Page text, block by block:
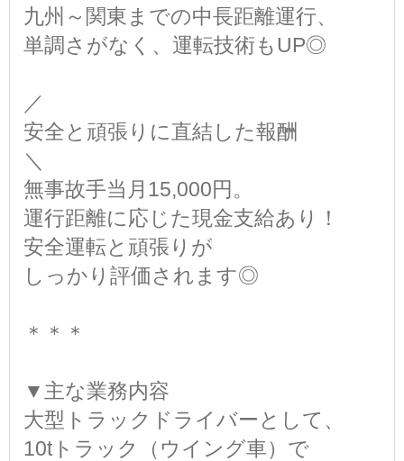
九州～関東までの中長距離運行、
単調さがなく、運転技術もUP◎
／
安全と頑張りに直結した報酬
＼
無事故手当月15,000円。
運行距離に応じた現金支給あり！
安全運転と頑張りが
しっかり評価されます◎
＊＊＊
▼主な業務内容
大型トラックドライバーとして、
10tトラック（ウイング車）で